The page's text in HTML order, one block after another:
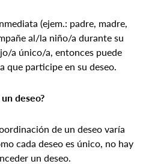
(ejem.: padre, madre,
al/la niño/a durante su
a único/a, entonces puede
que participe en su deseo.
deseo?
de un deseo varía
cada deseo es único, no hay
un deseo.